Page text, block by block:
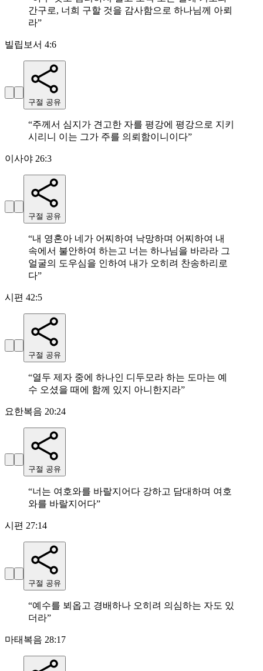
간구로, 너희 구할 것을 감사함으로 하나님께 아뢰
라”
빌립보서 4:6
구절 공유
“주께서 심지가 견고한 자를 평강에 평강으로 지키
시리니 이는 그가 주를 의뢰함이니이다”
이사야 26:3
구절 공유
“내 영혼아 네가 어찌하여 낙망하며 어찌하여 내
속에서 불안하여 하는고 너는 하나님을 바라라 그
얼굴의 도우심을 인하여 내가 오히려 찬송하리로
다”
시편 42:5
구절 공유
“열두 제자 중에 하나인 디두모라 하는 도마는 예
수 오셨을 때에 함께 있지 아니한지라”
요한복음 20:24
구절 공유
“너는 여호와를 바랄지어다 강하고 담대하며 여호
와를 바랄지어다”
시편 27:14
구절 공유
“예수를 뵈옵고 경배하나 오히려 의심하는 자도 있
더라”
마태복음 28:17